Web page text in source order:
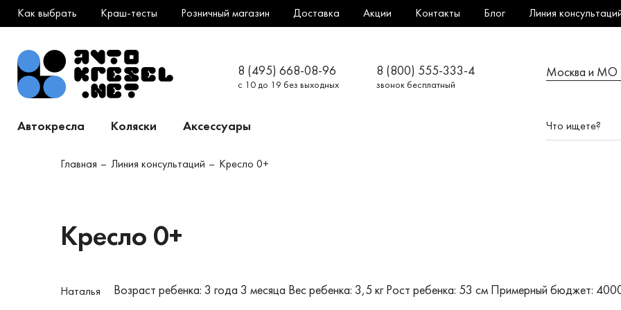
Как выбрать Краш-тесты Розничный магазин Доставка Акции Контакты Блог Линия
8 (495) 668-08-96
с 10 до 19 без выходных
8 (800) 555-333-4
звонок бесплатный
Москва и МО
Автокресла Коляски Аксессуары
Главная Линия консультаций Кресло 0+
Кресло 0+
Наталья Возраст ребенка: 3 года 3 месяца Вес ребенка: 3,5 кг Рост ребенка: 53 см Примерный бюджет: